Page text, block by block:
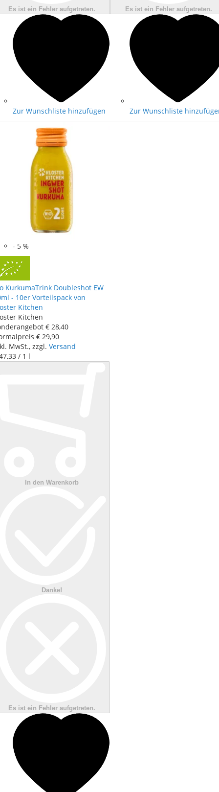
Es ist ein Fehler aufgetreten.
Zur Wunschliste hinzufügen
Es ist ein Fehler aufgetreten.
Zur Wunschliste
- 5 %
KurkumaTrink Doubleshot EW
- 10er Vorteilspack von
Kitchen
Kitchen
€ 28,40
€ 29,90
MwSt., zzgl. Versand
,33 / 1 l
In den Warenkorb
Danke!
Es ist ein Fehler aufgetreten.